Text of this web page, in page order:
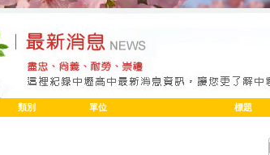
類別 單位 標題